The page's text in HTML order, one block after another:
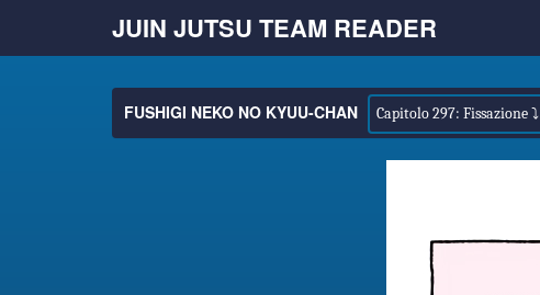
JUIN JUTSU TEAM READER
FUSHIGI NEKO NO KYUU-CHAN Capitolo 297: Fissazione ⤵